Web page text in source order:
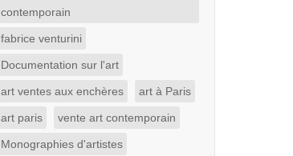
contemporain
fabrice venturini
Documentation sur l'art
art ventes aux enchères art à Paris
art paris vente art contemporain
Monographies d'artistes